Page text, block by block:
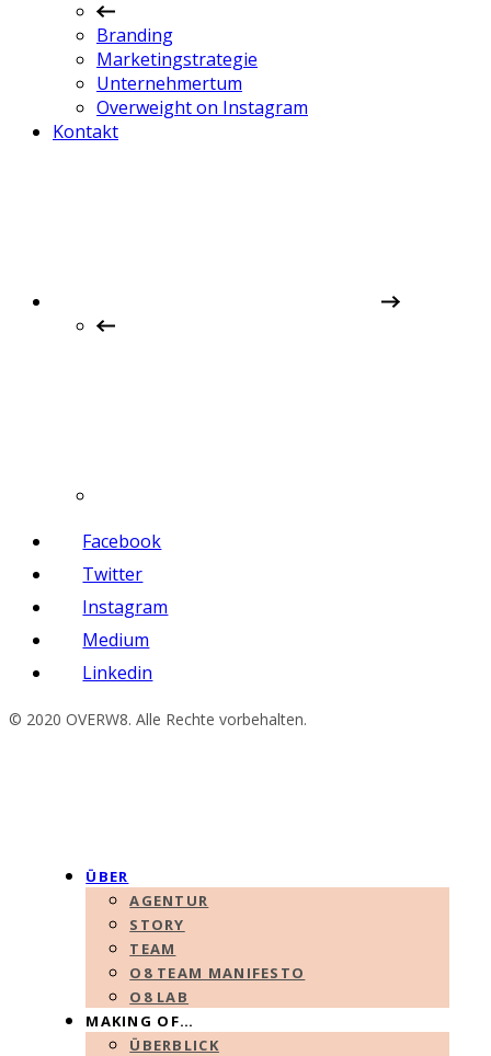
Branding
Marketingstrategie
Unternehmertum
Overweight on Instagram
Kontakt
Facebook
Twitter
Instagram
Medium
Linkedin
© 2020 OVERW8. Alle Rechte vorbehalten.
ÜBER
AGENTUR
STORY
TEAM
O8 TEAM MANIFESTO
O8 LAB
MAKING OF…
ÜBERBLICK